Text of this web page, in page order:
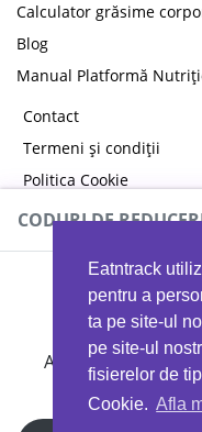
Eatntrack
pentru a
ta pe site-ul
pe site-ul
fisierelor de
Cookie. Afla
Calculator grăsime
Blog
Manual Platformă
Contact
Termeni și condiții
Politica Cookie
Politica de
CODURI DE
Ai 40%reducere la